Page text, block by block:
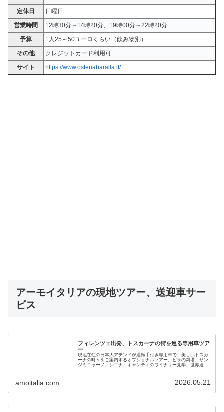
定休日
日曜日
営業時間
12時30分～14時20分、19時00分～22時20分
予算
1人25～50ユーロくらい（飲み物別）
その他
クレジットカード利用可
サイト
https://www.osteriabaralla.it/
アーモイタリアの現地ツアー、送迎車サー
ビス
フィレンツェ出発、トスカーナの街を巡る専用車ツア
ー
現地在住の日本人アテンドが運転手付き専用車で、美しいトスカ
ーナの町々をご案内するオプショナルツアー。ピサの斜塔、サン
ジミニャーノ、シエナ、キャンティのワイナリー見学、世界遺産
amoitalia.com 2026.05.21